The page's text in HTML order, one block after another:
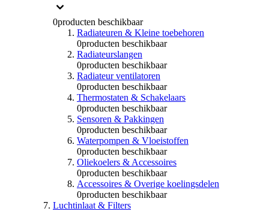
0producten beschikbaar
Radiateuren & Kleine toebehoren
0producten beschikbaar
Radiateurslangen
0producten beschikbaar
Radiateur ventilatoren
0producten beschikbaar
Thermostaten & Schakelaars
0producten beschikbaar
Sensoren & Pakkingen
0producten beschikbaar
Waterpompen & Vloeistoffen
0producten beschikbaar
Oliekoelers & Accessoires
0producten beschikbaar
Accessoires & Overige koelingsdelen
0producten beschikbaar
Luchtinlaat & Filters